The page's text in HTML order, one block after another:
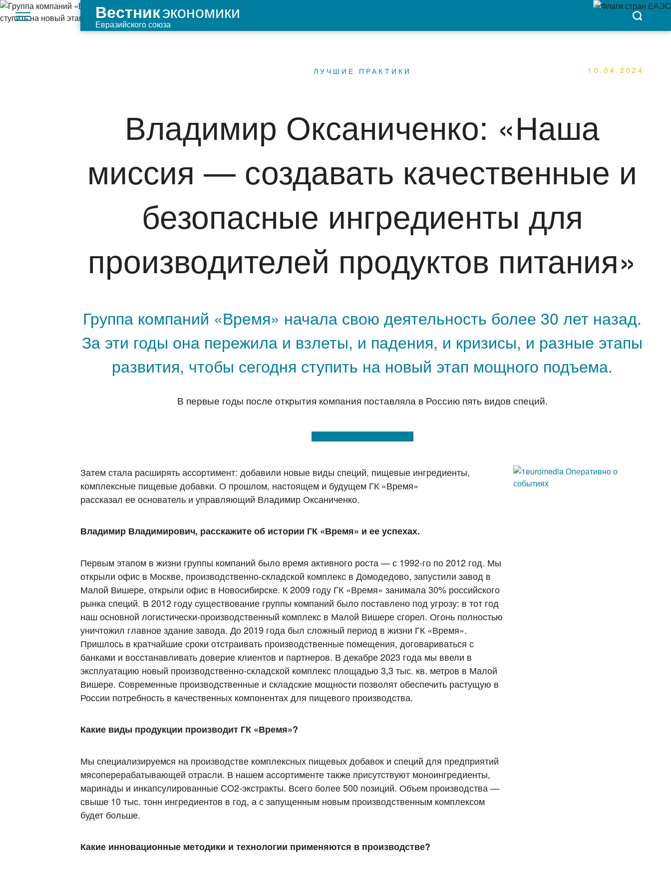
Вестникэкономики
Евразийского союза
ЛУЧШИЕ ПРАКТИКИ 10.04.2024
Владимир Оксаниченко: «Наша
миссия — создавать качественные и
безопасные ингредиенты для
производителей продуктов питания»
Группа компаний «Время» начала свою деятельность более 30 лет назад.
За эти годы она пережила и взлеты, и падения, и кризисы, и разные этапы
развития, чтобы сегодня ступить на новый этап мощного подъема.
В первые годы после открытия компания поставляла в Россию пять видов специй.
Затем стала расширять ассортимент: добавили новые виды специй, пищевые ингредиенты,
комплексные пищевые добавки. О прошлом, настоящем и будущем ГК «Время»
рассказал ее основатель и управляющий Владимир Оксаниченко.
Владимир Владимирович, расскажите об истории ГК «Время» и ее успехах.
Первым этапом в жизни группы компаний было время активного роста — с 1992-го по 2012 год. Мы
открыли офис в Москве, производственно-складской комплекс в Домодедово, запустили завод в
Малой Вишере, открыли офис в Новосибирске. К 2009 году ГК «Время» занимала 30% российского
рынка специй. В 2012 году существование группы компаний было поставлено под угрозу: в тот год
наш основной логистически-производственный комплекс в Малой Вишере сгорел. Огонь полностью
уничтожил главное здание завода. До 2019 года был сложный период в жизни ГК «Время».
Пришлось в кратчайшие сроки отстраивать производственные помещения, договариваться с
банками и восстанавливать доверие клиентов и партнеров. В декабре 2023 года мы ввели в
эксплуатацию новый производственно-складской комплекс площадью 3,3 тыс. кв. метров в Малой
Вишере. Современные производственные и складские мощности позволят обеспечить растущую в
России потребность в качественных компонентах для пищевого производства.
Какие виды продукции производит ГК «Время»?
Мы специализируемся на производстве комплексных пищевых добавок и специй для предприятий
мясоперерабатывающей отрасли. В нашем ассортименте также присутствуют моноингредиенты,
маринады и инкапсулированные CO2-экстракты. Всего более 500 позиций. Объем производства —
свыше 10 тыс. тонн ингредиентов в год, а с запущенным новым производственным комплексом
будет больше.
Какие инновационные методики и технологии применяются в производстве?